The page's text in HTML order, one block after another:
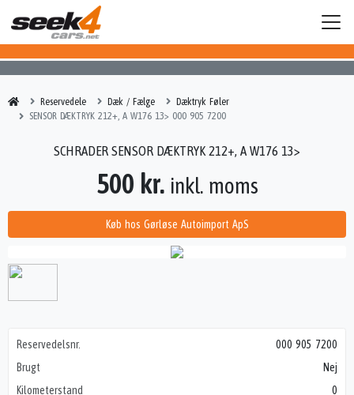
Reservedele Dæk / Fælge
Dæktryk Føler
SENSOR DÆKTRYK 212+, A W176 13> 000 905 7200
500 kr. inkl. moms
Køb hos Gørløse Autoimport ApS
Reservedelsnr.
000 905 7200
Brugt
Nej
Kilometerstand
0
SCHRADER SENSOR DÆKTRYK 212+, A W176 13>